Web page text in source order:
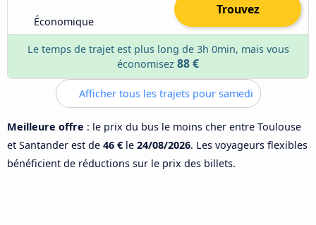
Économique
Trouvez
Le temps de trajet est plus long de 3h 0min, mais vous
économisez 88 €
Afficher tous les trajets pour samedi
Meilleure offre : le prix du bus le moins cher entre Toulouse
et Santander est de 46 € le 24/08/2026. Les voyageurs flexibles
bénéficient de réductions sur le prix des billets.